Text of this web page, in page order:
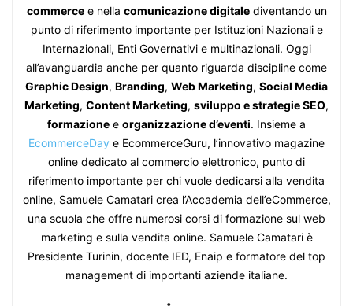
commercee nella comunicazione digitalediventando un
punto di riferimento importante per Istituzioni Nazionali e
Internazionali, Enti Governativi e multinazionali. Oggi
all’avanguardia anche per quanto riguarda discipline come
Graphic Design, Branding, Web Marketing, Social Media
Marketing, Content Marketing, sviluppo e strategie SEO,
formazione e organizzazione d’eventi. Insieme a
EcommerceDay e EcommerceGuru, l’innovativo magazine
online dedicato al commercio elettronico, punto di
riferimento importante per chi vuole dedicarsi alla vendita
online, Samuele Camatari crea l’Accademia dell’eCommerce,
una scuola che offre numerosi corsi di formazione sul web
marketing e sulla vendita online. Samuele Camatari è
Presidente Turinin, docente IED, Enaip e formatore del top
management di importanti aziende italiane.